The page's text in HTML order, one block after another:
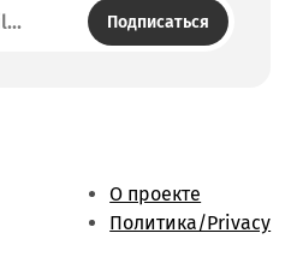
Подписаться
О проекте
Политика/Privacy